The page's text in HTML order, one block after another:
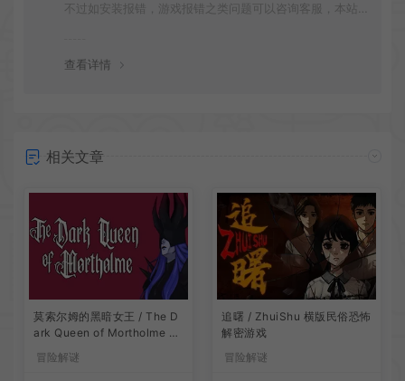
不过如安装报错，游戏报错之类问题可以咨询客服，本站
查看详情
相关文章
莫索尔姆的黑暗女王 / The D
ark Queen of Mortholme 多
冒险解谜
追曙 / ZhuiShu 横版民俗恐怖
解密游戏
冒险解谜